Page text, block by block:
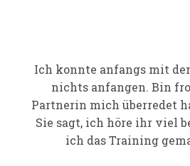
Ich konnte anfangs mit
nichts anfangen. Bin
Partnerin mich überredet
Sie sagt, ich höre ihr viel
ich das Training